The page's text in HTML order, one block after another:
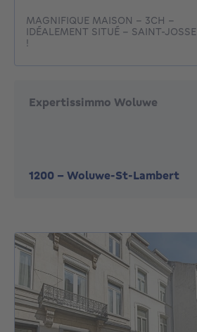
MAGNIFIQUE MAISON - 3CH -
IDÉALEMENT SITUÉ - SAINT-JOSSE
!
Expertissimmo Woluwe
1200 - Woluwe-St-Lambert